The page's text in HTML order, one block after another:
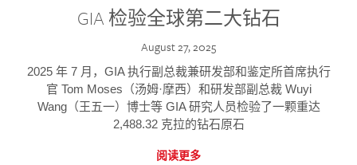
GIA 检验全球第二大钻石
August 27, 2025
2025 年 7 月，GIA 执行副总裁兼研发部和鉴定所首席执行
官 Tom Moses（汤姆·摩西）和研发部副总裁 Wuyi
Wang（王五一）博士等 GIA 研究人员检验了一颗重达
2,488.32 克拉的钻石原石
阅读更多